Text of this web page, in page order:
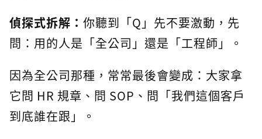
偵探式拆解： 你聽到「Q」先不要激動，先
問：用的人是「全公司」還是「工程師」。
因為全公司那種，常常最後會變成：大家拿
它問 HR 規章、問 SOP、問「我們這個客戶
到底誰在跟」。